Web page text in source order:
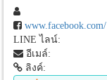
www.facebook.com/
LINE ไลน์:
อีเมล์:
ลิงค์: